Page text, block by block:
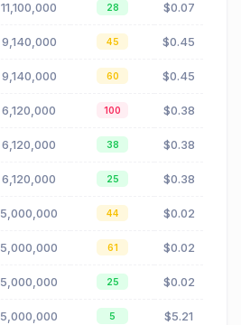
11,100,000 28 $0.07
9,140,000 45 $0.45
9,140,000 60 $0.45
6,120,000 100 $0.38
6,120,000 38 $0.38
6,120,000 25 $0.38
5,000,000 44 $0.02
5,000,000 61 $0.02
5,000,000 25 $0.02
5,000,000 5 $5.21